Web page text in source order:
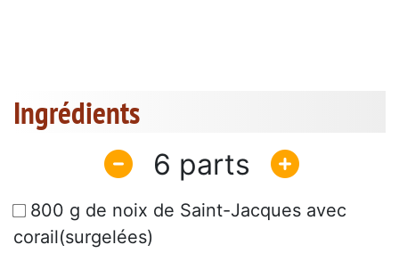
Ingrédients
6
800 g de noix de Saint-Jacques avec
corail(surgelées)